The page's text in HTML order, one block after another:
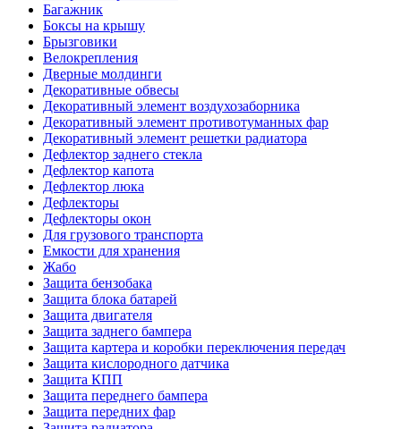
Багажник
Боксы на крышу
Брызговики
Велокрепления
Дверные молдинги
Декоративные обвесы
Декоративный элемент воздухозаборника
Декоративный элемент противотуманных фар
Декоративный элемент решетки радиатора
Дефлектор заднего стекла
Дефлектор капота
Дефлектор люка
Дефлекторы
Дефлекторы окон
Для грузового транспорта
Емкости для хранения
Жабо
Защита бензобака
Защита блока батарей
Защита двигателя
Защита заднего бампера
Защита картера и коробки переключения передач
Защита кислородного датчика
Защита КПП
Защита переднего бампера
Защита передних фар